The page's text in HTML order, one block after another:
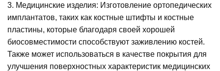
3. Медицинские изделия: Изготовление ортопедических
имплантатов, таких как костные штифты и костные
пластины, которые благодаря своей хорошей
биосовместимости способствуют заживлению костей.
Также может использоваться в качестве покрытия для
улучшения поверхностных характеристик медицинских